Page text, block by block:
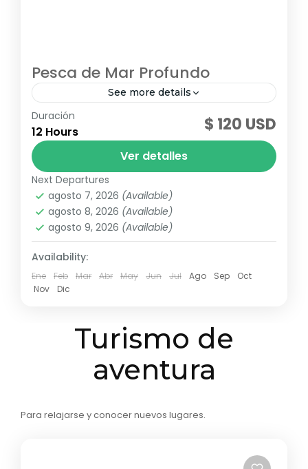
Pesca de Mar Profundo
See more details
No pierda la oportunidad de disfrutar de las
maravillas del mar en un espectacular
charter de pesca en alta mar, saliendo
desde la hermosa marina...
Punta Cana,
Duración
12 Hours $ 120 USD
Ver detalles
Next Departures
agosto 7, 2026 (Available)
agosto 8, 2026 (Available)
agosto 9, 2026 (Available)
Availability:
Ene Feb Mar Abr May Jun Jul Ago Sep
Oct
Nov
Dic
Turismo de
aventura
Para relajarse y conocer nuevos lugares.